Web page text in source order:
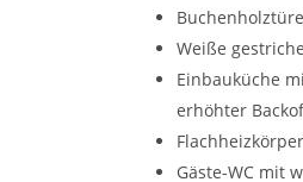
Weiße
Einbauküche
erhöhter
Flachheizkörper
Gäste-WC mit